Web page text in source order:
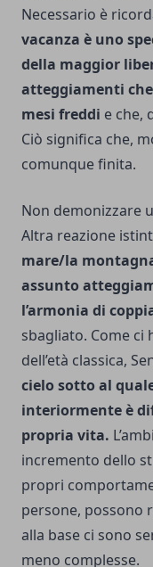
Necessario è
vacanza è uno
della maggior
atteggiamenti
mesi freddi e che,
Ciò significa che,
comunque finita.
Non demonizzare
Altra reazione
mare/la
assunto
l’armonia di
sbagliato. Come
dell’età classica,
cielo sotto al
interiormente è
propria vita.
incremento dello
propri
persone, possono
alla base ci sono
meno complesse.